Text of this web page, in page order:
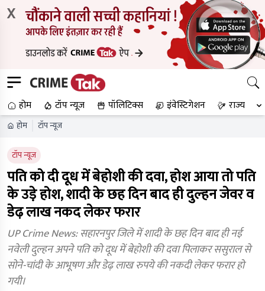
X
होम टॉप न्यूज पॉलिटिक्स इंवेस्टिगेशन राज्य
होम टॉप न्यूज
टॉप न्यूज
पति को दी दूध में बेहोशी की दवा, होश आया तो पति
के उड़े होश, शादी के छह दिन बाद ही दुल्‍हन जेवर व
डेढ़ लाख नकद लेकर फरार
UP Crime News: सहारनपुर जिले में शादी के छह दिन बाद ही नई
नवेली दुल्हन अपने पति को दूध में बेहोशी की दवा पिलाकर ससुराल से
सोने-चांदी के आभूषण और डेढ़ लाख रुपये की नकदी लेकर फरार हो
गयी।